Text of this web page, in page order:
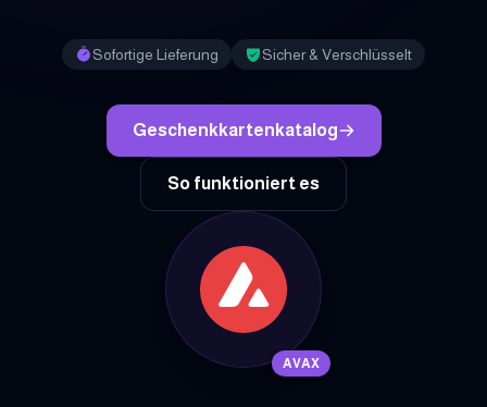
Sofortige Lieferung Sicher & Verschlüsselt
Geschenkkartenkatalog
So funktioniert es
AVAX